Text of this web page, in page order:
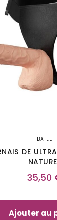
BAILE
DE
35,50
Ajouter au